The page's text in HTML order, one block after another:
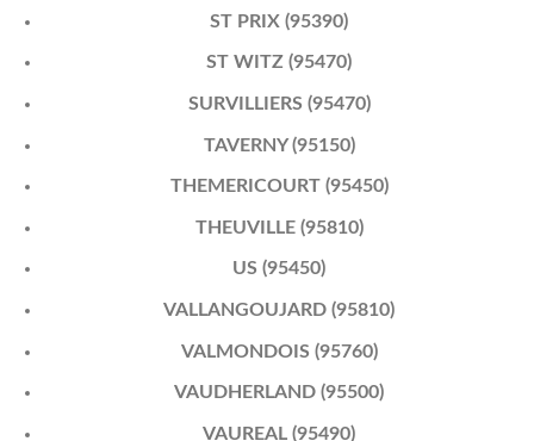
ST PRIX (95390)
ST WITZ (95470)
SURVILLIERS (95470)
TAVERNY (95150)
THEMERICOURT (95450)
THEUVILLE (95810)
US (95450)
VALLANGOUJARD (95810)
VALMONDOIS (95760)
VAUDHERLAND (95500)
VAUREAL (95490)